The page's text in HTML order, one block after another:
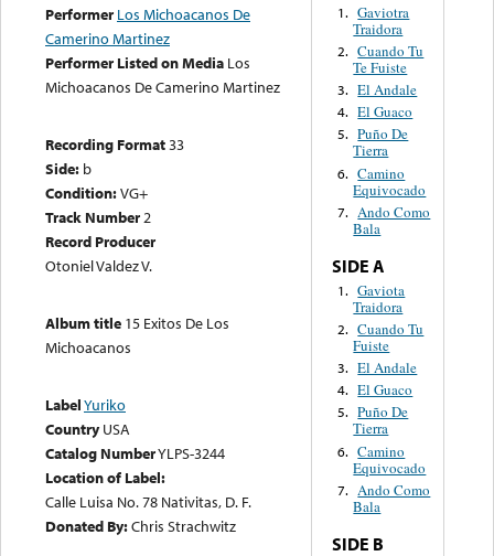
Performer Los Michoacanos De
Camerino Martinez
Performer Listed on Media Los
Michoacanos De Camerino Martinez
Recording Format33
Side: b
Condition:VG+
Track Number2
Record Producer
Otoniel Valdez V.
Album title 15 Exitos De Los
Michoacanos
LabelYuriko
Country USA
Catalog NumberYLPS-3244
Location of Label:
Calle Luisa No. 78 Nativitas, D. F.
Donated By:Chris Strachwitz
1. Gaviotra
Traidora
2. Cuando Tu
Te Fuiste
3. El Andale
4. El Guaco
5. Puño De
Tierra
6. Camino
Equivocado
7. Ando Como
Bala
SIDE A
1. Gaviota
Traidora
2. Cuando Tu
Fuiste
3. El Andale
4. El Guaco
5. Puño De
Tierra
6. Camino
Equivocado
7. Ando Como
Bala
SIDE B